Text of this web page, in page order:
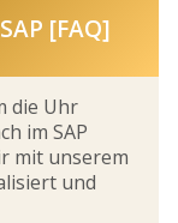
[FAQ]
die Uhr
im SAP
mit unserem
und